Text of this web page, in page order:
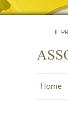
IL
Home